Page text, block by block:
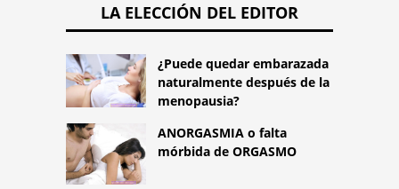
LA ELECCIÓN DEL EDITOR
¿Puede quedar embarazada
naturalmente después de la
menopausia?
ANORGASMIA o falta
mórbida de ORGASMO